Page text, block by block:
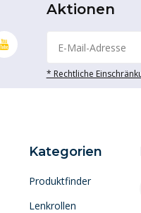
Aktionen
* Rechtliche
Kategorien
Produktfinder
Lenkrollen